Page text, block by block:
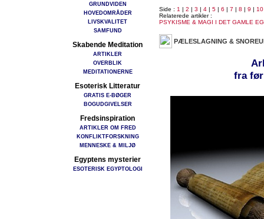
GRUNDVIDEN
HOVEDOMRÅDER
LIVSKVALITET
SAMFUND
Skabende Meditation
ARTIKLER
OVERBLIK
MEDITATIONERNE
Esoterisk Litteratur
GRATIS E-BØGER
BOGUDGIVELSER
Fredsinspiration
ARTIKLER OM FRED
KONFLIKTFORSKNING
MENNESKE & MILJØ
Egyptens mysterier
ESOTERISK EGYPTOLOGI
Side : 1 | 2 | 3 | 4 | 5 | 6 | 7 | 8 | 9 | 10
Relaterede artikler :
PSYKISME & MAGI I DET GAMLE
PÆLESLAGNING &
fra